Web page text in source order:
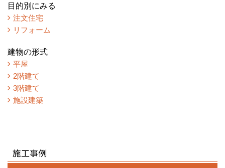
目的別にみる
注文住宅
リフォーム
建物の形式
平屋
2階建て
3階建て
施設建築
施工事例